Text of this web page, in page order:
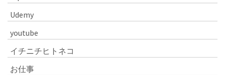
Udemy
youtube
イチニチヒトネコ
お仕事